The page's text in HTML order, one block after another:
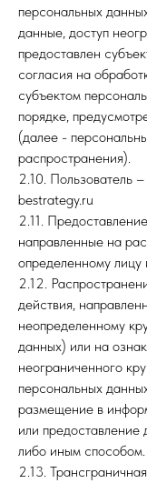
персональных
данные, доступ
предоставлен
согласия на
субъектом
порядке,
(далее -
распространения).
2.10. Пользователь
bestrategy.ru
2.11.
направленные на
определенному лицу
2.12.
действия,
неопределенному
данных) или на
неограниченного
персональных
размещение в
или
либо иным способом.
2.13.